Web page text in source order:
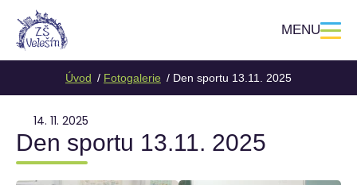
MENU
Úvod Fotogalerie Den sportu 13.11. 2025
14. 11. 2025
Den sportu 13.11. 2025